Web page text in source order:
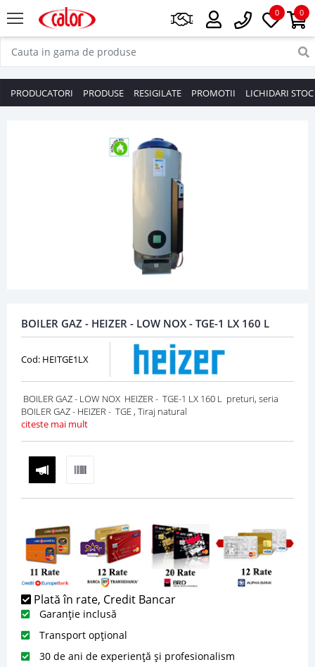
0
0
PRODUCATORI PRODUSE RESIGILATE PROMOTII LICHIDARI STOC
BOILER GAZ - HEIZER - LOW NOX - TGE-1 LX 160 L
Cod: HEITGE1LX
BOILER GAZ - LOW NOX HEIZER - TGE-1 LX 160 L preturi, seria
BOILER GAZ - HEIZER - TGE , Tiraj natural
citeste mai mult
Plată în rate, Credit Bancar
Garanție inclusă
Transport opțional
30 de ani de experiență și profesionalism